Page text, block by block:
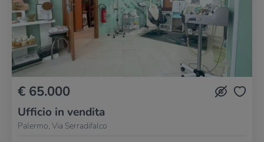
€ 65.000
Ufficio in vendita
Palermo, Via Serradifalco